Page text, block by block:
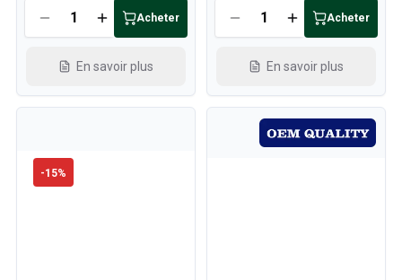
Acheter
En savoir plus
Acheter
En savoir plus
-15%